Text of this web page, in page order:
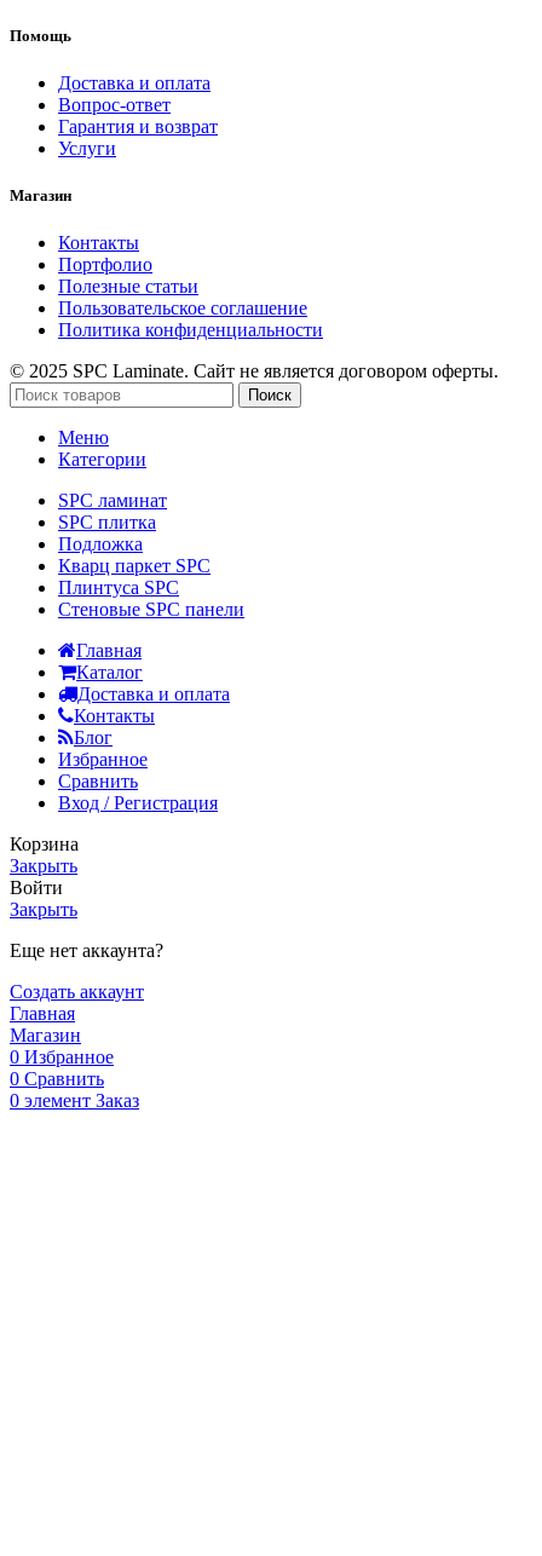
Помощь
Доставка и оплата
Вопрос-ответ
Гарантия и возврат
Услуги
Магазин
Контакты
Портфолио
Полезные статьи
Пользовательское соглашение
Политика конфиденциальности
© 2025 SPC Laminate. Сайт не является договором оферты.
Поиск
Меню
Категории
SPC ламинат
SPC плитка
Подложка
Кварц паркет SPC
Плинтуса SPC
Стеновые SPC панели
Главная
Каталог
Доставка и оплата
Контакты
Блог
Избранное
Сравнить
Вход / Регистрация
Корзина
Закрыть
Войти
Закрыть
Еще нет аккаунта?
Создать аккаунт
Главная
Магазин
0 Избранное
0 Сравнить
0 элемент Заказ